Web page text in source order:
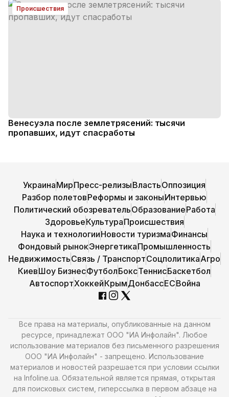
Происшествия
Венесуэла после землетрясений: тысячи
пропавших, идут спасработы
УкраинаМирПресс-релизыВластьОппозиция
Разбор полетовРеформы и законыИнтервью
Политический обозревательОбразованиеРабота
ЗдоровьеКультураПроисшествия
Наука и технологииНовости туризмаФинансы
Фондовый рынокЭнергетикаПромышленность
НедвижимостьСвязь / ТранспортСоцполитикаАгро
КиевШоу БизнесФутболБоксТеннисБаскетбол
АвтоспортХоккейКрымДонбассЕСВойна
Все права на материалы, опубликованные на данном
ресурсе, принадлежат ООО "ИА Инфолайн". Любое
использование материалов без письменного разрешения
ООО "ИА Инфолайн" - запрещено. Использование
материалов и новостей разрешается при условии ссылки
на Infoline.ua. Обязательной является прямая, открытая
для поисковых систем, гиперссылка в первом абзаце на